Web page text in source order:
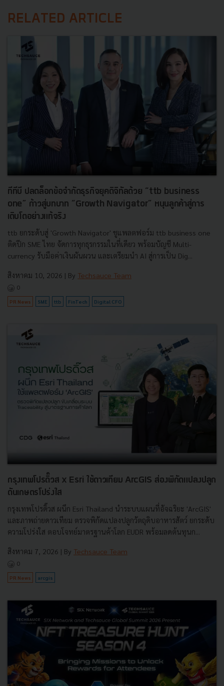
RELATED ARTICLE
ทีทีบี ปลดล็อกข้อจำกัดธุรกิจยุคดิจิทัลด้วย “ttb business
one” ก้าวสู่บทบาท “Growth Navigator” หนุนลูกค้าสู่การ
เติบโตอย่างแท้จริง
ttb ยกระดับสู่ 'Growth Navigator' ชูแพลตฟอร์ม ttb business one
ติดปีก SME ไทย จัดการทุกธุรกรรมในที่เดียว พร้อมบัญชี Multi-
currency รับมือค่าเงินผันผวน และเตรียมนำ AI สู่การเป็น Dig...
สิงหาคม 10, 2026 | By Techsauce Team
0
PR News SME ttb FinTech Digital CFO
กรุงเทพโปรดิ๊วส x Esri ใช้ดาวเทียม ArcGIS ส่องพิกัดแปลงปลูก
ดันเกษตรโปร่งใส
กรุงเทพโปรดิ๊วส ผนึก Esri Thailand นำระบบแผนที่อัจฉริยะ 'ArcGIS'
และภาพถ่ายดาวเทียม ตรวจพิกัดแปลงปลูกวัตถุดิบอาหารสัตว์ ยกระดับ
ความโปร่งใส ตอบโจทย์มาตรฐานค้าโลก EUDR พร้อมลดต้นทุนก...
สิงหาคม 7, 2026 | By Techsauce Team
0
PR News arcgis